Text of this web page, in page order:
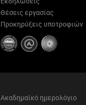
Θέσεις εργασίας
Προκηρύξεις υποτροφιών
Ακαδημαϊκό ημερολόγιο